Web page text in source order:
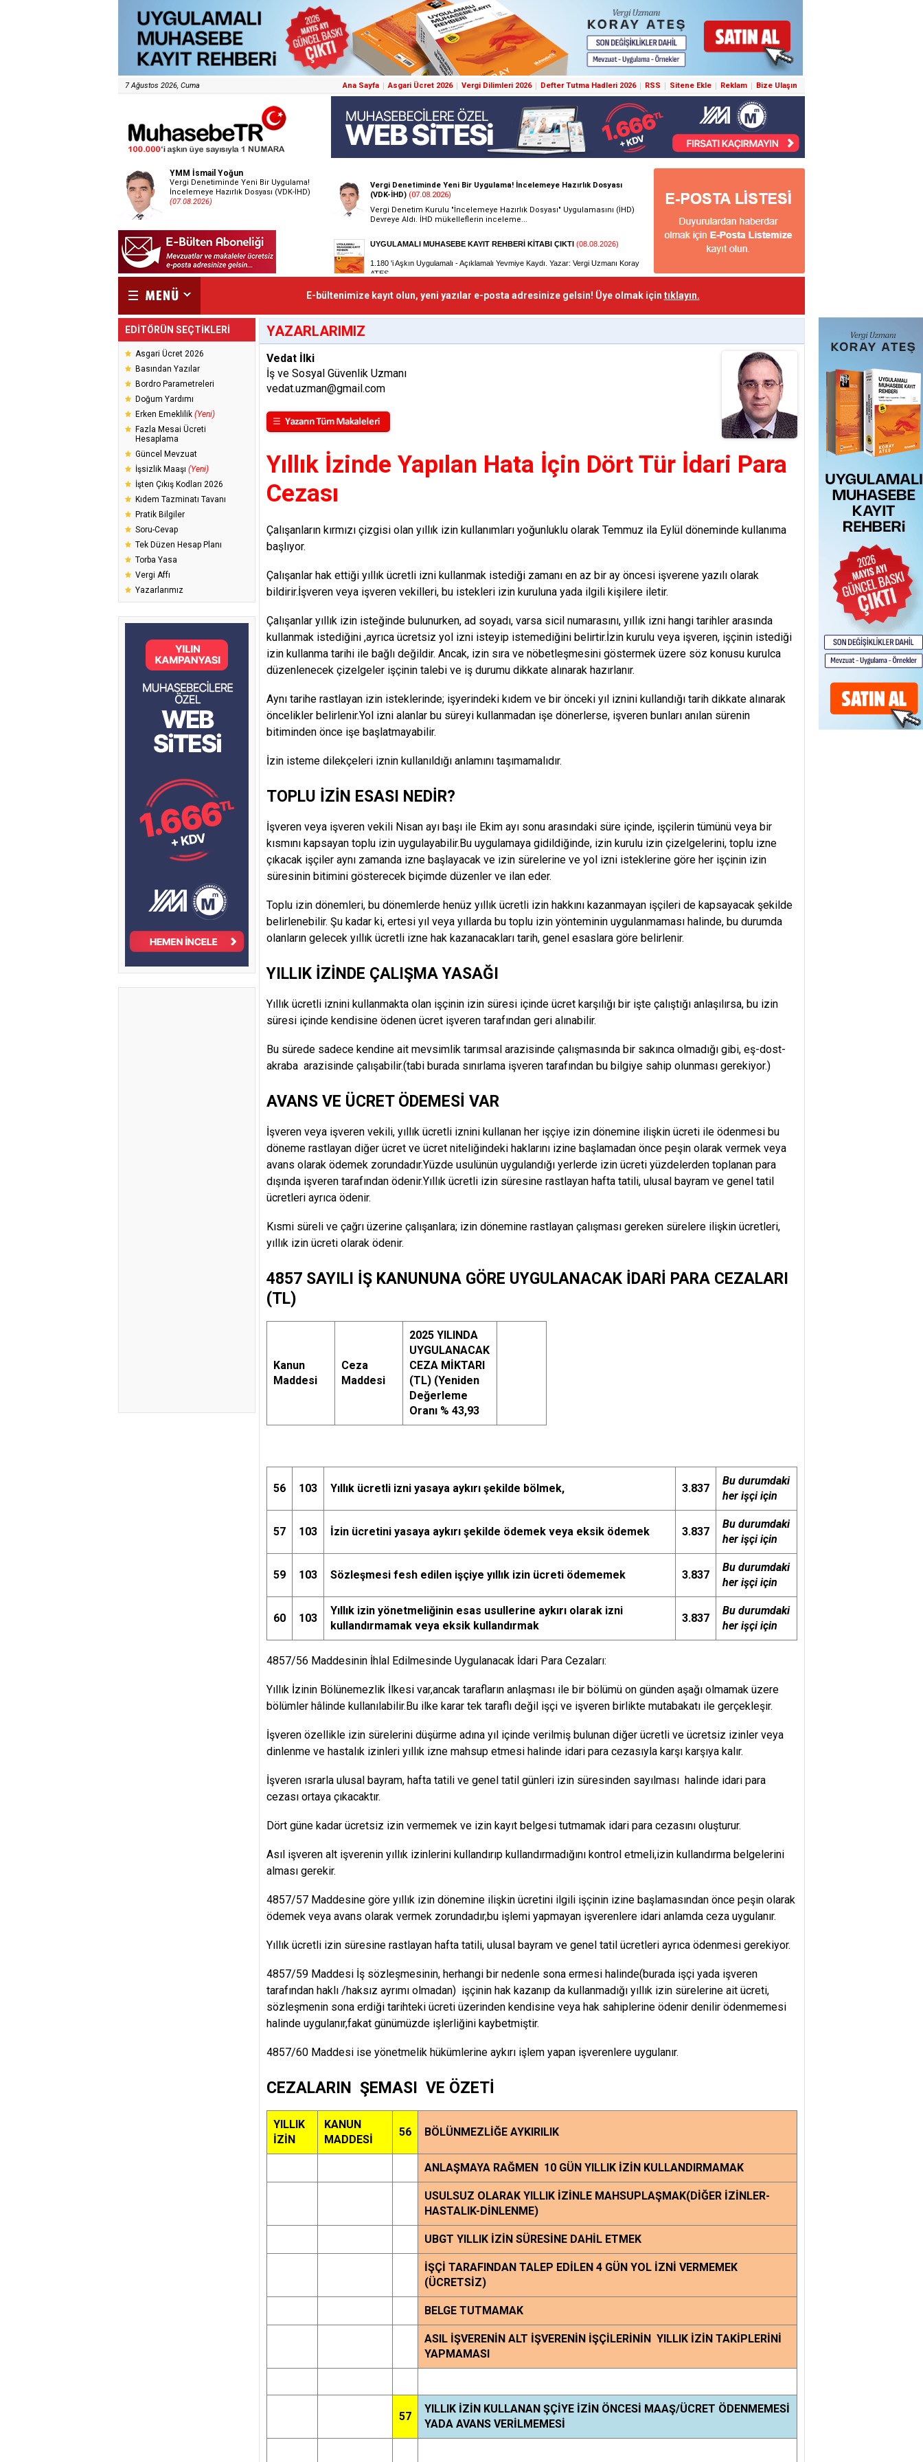
7 Ağustos 2026, Cuma Ana Sayfa Asgari Ücret 2026 Vergi Dilimleri 2026 Defter Tutma Hadleri 2026 RSS Sitene Ekle Reklam Bize Ulaşın
YMM İsmail Yoğun
Vergi Denetiminde Yeni Bir Uygulama!
İncelemeye Hazırlık Dosyası (VDK-İHD)
(07.08.2026)
E-bültenimize kayıt olun, yeni yazılar e-posta adresinize gelsin! Üye olmak için tıklayın.
EDİTÖRÜN SEÇTİKLERİ
Asgari Ücret 2026
Basından Yazılar
Bordro Parametreleri
Doğum Yardımı
Erken Emeklilik (Yeni)
Fazla Mesai Ücreti
Hesaplama
Güncel Mevzuat
İşsizlik Maaşı (Yeni)
İşten Çıkış Kodları 2026
Kıdem Tazminatı Tavanı
Pratik Bilgiler
Soru-Cevap
Tek Düzen Hesap Planı
Torba Yasa
Vergi Affı
Yazarlarımız
YAZARLARIMIZ
Vedat İlki
İş ve Sosyal Güvenlik Uzmanı
vedat.uzman@gmail.com
Yıllık İzinde Yapılan Hata İçin Dört Tür İdari Para
Cezası
Çalışanların kırmızı çizgisi olan yıllık izin kullanımları yoğunluklu olarak Temmuz ila Eylül döneminde kullanıma
başlıyor.
Çalışanlar hak ettiği yıllık ücretli izni kullanmak istediği zamanı en az bir ay öncesi işverene yazılı olarak
bildirir.İşveren veya işveren vekilleri, bu istekleri izin kuruluna yada ilgili kişilere iletir.
Çalışanlar yıllık izin isteğinde bulunurken, ad soyadı, varsa sicil numarasını, yıllık izni hangi tarihler arasında
kullanmak istediğini ,ayrıca ücretsiz yol izni isteyip istemediğini belirtir.İzin kurulu veya işveren, işçinin istediği
izin kullanma tarihi ile bağlı değildir. Ancak, izin sıra ve nöbetleşmesini göstermek üzere söz konusu kurulca
düzenlenecek çizelgeler işçinin talebi ve iş durumu dikkate alınarak hazırlanır.
Aynı tarihe rastlayan izin isteklerinde; işyerindeki kıdem ve bir önceki yıl iznini kullandığı tarih dikkate alınarak
öncelikler belirlenir.Yol izni alanlar bu süreyi kullanmadan işe dönerlerse, işveren bunları anılan sürenin
bitiminden önce işe başlatmayabilir.
İzin isteme dilekçeleri iznin kullanıldığı anlamını taşımamalıdır.
TOPLU İZİN ESASI NEDİR?
İşveren veya işveren vekili Nisan ayı başı ile Ekim ayı sonu arasındaki süre içinde, işçilerin tümünü veya bir
kısmını kapsayan toplu izin uygulayabilir.Bu uygulamaya gidildiğinde, izin kurulu izin çizelgelerini, toplu izne
çıkacak işçiler aynı zamanda izne başlayacak ve izin sürelerine ve yol izni isteklerine göre her işçinin izin
süresinin bitimini gösterecek biçimde düzenler ve ilan eder.
Toplu izin dönemleri, bu dönemlerde henüz yıllık ücretli izin hakkını kazanmayan işçileri de kapsayacak şekilde
belirlenebilir. Şu kadar ki, ertesi yıl veya yıllarda bu toplu izin yönteminin uygulanmaması halinde, bu durumda
olanların gelecek yıllık ücretli izne hak kazanacakları tarih, genel esaslara göre belirlenir.
YILLIK İZİNDE ÇALIŞMA YASAĞI
Yıllık ücretli iznini kullanmakta olan işçinin izin süresi içinde ücret karşılığı bir işte çalıştığı anlaşılırsa, bu izin
süresi içinde kendisine ödenen ücret işveren tarafından geri alınabilir.
Bu sürede sadece kendine ait mevsimlik tarımsal arazisinde çalışmasında bir sakınca olmadığı gibi, eş-dost-
akraba arazisinde çalışabilir.(tabi burada sınırlama işveren tarafından bu bilgiye sahip olunması gerekiyor.)
AVANS VE ÜCRET ÖDEMESİ VAR
İşveren veya işveren vekili, yıllık ücretli iznini kullanan her işçiye izin dönemine ilişkin ücreti ile ödenmesi bu
döneme rastlayan diğer ücret ve ücret niteliğindeki haklarını izine başlamadan önce peşin olarak vermek veya
avans olarak ödemek zorundadır.Yüzde usulünün uygulandığı yerlerde izin ücreti yüzdelerden toplanan para
dışında işveren tarafından ödenir.Yıllık ücretli izin süresine rastlayan hafta tatili, ulusal bayram ve genel tatil
ücretleri ayrıca ödenir.
Kısmi süreli ve çağrı üzerine çalışanlara; izin dönemine rastlayan çalışması gereken sürelere ilişkin ücretleri,
yıllık izin ücreti olarak ödenir.
4857 SAYILI İŞ KANUNUNA GÖRE UYGULANACAK İDARİ PARA CEZALARI
(TL)
Kanun
Maddesi
Ceza
Maddesi
2025 YILINDA
UYGULANACAK
CEZA MİKTARI
(TL) (Yeniden
Değerleme
Oranı % 43,93
56 103 Yıllık ücretli izni yasaya aykırı şekilde bölmek, 3.837
Bu durumdaki
her işçi için
57 103 İzin ücretini yasaya aykırı şekilde ödemek veya eksik ödemek 3.837
Bu durumdaki
her işçi için
59 103 Sözleşmesi fesh edilen işçiye yıllık izin ücreti ödememek 3.837
Bu durumdaki
her işçi için
60 103
Yıllık izin yönetmeliğinin esas usullerine aykırı olarak izni
kullandırmamak veya eksik kullandırmak
3.837
Bu durumdaki
her işçi için
4857/56 Maddesinin İhlal Edilmesinde Uygulanacak İdari Para Cezaları:
Yıllık İzinin Bölünemezlik İlkesi var,ancak tarafların anlaşması ile bir bölümü on günden aşağı olmamak üzere
bölümler hâlinde kullanılabilir.Bu ilke karar tek taraflı değil işçi ve işveren birlikte mutabakatı ile gerçekleşir.
İşveren özellikle izin sürelerini düşürme adına yıl içinde verilmiş bulunan diğer ücretli ve ücretsiz izinler veya
dinlenme ve hastalık izinleri yıllık izne mahsup etmesi halinde idari para cezasıyla karşı karşıya kalır.
İşveren ısrarla ulusal bayram, hafta tatili ve genel tatil günleri izin süresinden sayılması halinde idari para
cezası ortaya çıkacaktır.
Dört güne kadar ücretsiz izin vermemek ve izin kayıt belgesi tutmamak idari para cezasını oluşturur.
Asıl işveren alt işverenin yıllık izinlerini kullandırıp kullandırmadığını kontrol etmeli,izin kullandırma belgelerini
alması gerekir.
4857/57 Maddesine göre yıllık izin dönemine ilişkin ücretini ilgili işçinin izine başlamasından önce peşin olarak
ödemek veya avans olarak vermek zorundadır,bu işlemi yapmayan işverenlere idari anlamda ceza uygulanır.
Yıllık ücretli izin süresine rastlayan hafta tatili, ulusal bayram ve genel tatil ücretleri ayrıca ödenmesi gerekiyor.
4857/59 Maddesi İş sözleşmesinin, herhangi bir nedenle sona ermesi halinde(burada işçi yada işveren
tarafından haklı /haksız ayrımı olmadan) işçinin hak kazanıp da kullanmadığı yıllık izin sürelerine ait ücreti,
sözleşmenin sona erdiği tarihteki ücreti üzerinden kendisine veya hak sahiplerine ödenir denilir ödenmemesi
halinde uygulanır,fakat günümüzde işlerliğini kaybetmiştir.
4857/60 Maddesi ise yönetmelik hükümlerine aykırı işlem yapan işverenlere uygulanır.
CEZALARIN ŞEMASI VE ÖZETİ
YILLIK
İZİN
KANUN
MADDESİ
56 BÖLÜNMEZLİĞE AYKIRILIK
ANLAŞMAYA RAĞMEN 10 GÜN YILLIK İZİN KULLANDIRMAMAK
USULSUZ OLARAK YILLIK İZİNLE MAHSUPLAŞMAK(DİĞER İZİNLER-
HASTALIK-DİNLENME)
UBGT YILLIK İZİN SÜRESİNE DAHİL ETMEK
İŞÇİ TARAFINDAN TALEP EDİLEN 4 GÜN YOL İZNİ VERMEMEK
(ÜCRETSİZ)
BELGE TUTMAMAK
ASIL İŞVERENİN ALT İŞVERENİN İŞÇİLERİNİN YILLIK İZİN TAKİPLERİNİ
YAPMAMASI
57
YILLIK İZİN KULLANAN ŞÇİYE İZİN ÖNCESİ MAAŞ/ÜCRET ÖDENMEMESİ
YADA AVANS VERİLMEMESİ